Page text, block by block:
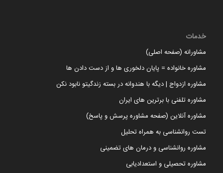
خدمات
مشاورانه (صفحه اصلی)
مشاوره خانواده = پایان دلخوری ها و از دست دادن ها
مشاوره ازدواج | دیگه با هندوانه در بسته زندگیتو نابود نکن
مشاوره تلفنی با برترین های ایران
مشاوره آنلاین (صفحه مشاوره پرسش و پاسخ)
تست روانشناسی به همراه تحلیل
مشاوره روانشناسی و درمان های تضمینی
مشاوره تحصیلی و استعدادیابی